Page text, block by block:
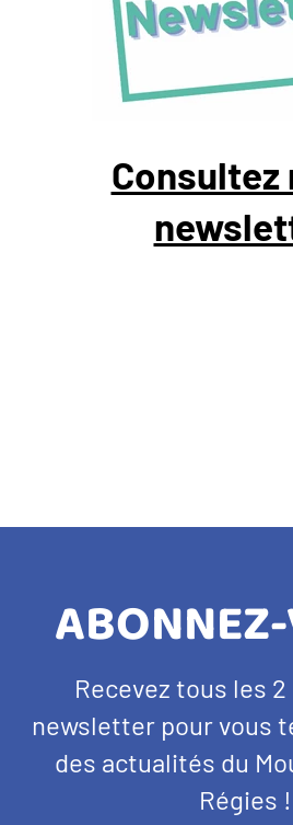
Consultez
TITRE
BANDEAU
Texte
d'introduction
Recevez tous les
newsletter pour vous
des actualités du
Régies !